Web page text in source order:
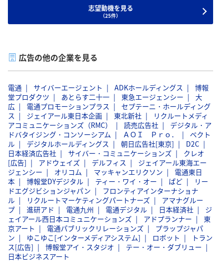
志望動機を見る
（25件）
広告の他の企業を見る
電通 サイバーエージェント ADKホールディングス
博報
堂プロダクツ
あとらす二十一 東急エージェンシー
大
広
電通プロモーションプラス
セプテーニ・ホールディング
ス
ジェイアール東日本企画 東北新社
リクルートメディ
アコミュニケーションズ（RMC）
読売広告社
デジタル・ア
ドバタイジング・コンソーシアム
ＡＯＩ Ｐｒｏ．
ベクト
ル
デジタルホールディングス 朝日広告社[東京]
D2C
日本経済広告社
サイバー・コミュニケーションズ
クレオ
[広告]
アドウェイズ デルフィス
ジェイアール東海エー
ジェンシー
オリコム マッキャンエリクソン
電通東日
本
博報堂DYデジタル ティー・ワイ・オー ぱど
リー
ドエグジビションジャパン
フロンティアインターナショナ
ル
リクルートマーケティングパートナーズ
アマナグルー
プ
進研アド 電通九州 電通デジタル 日本経済社
ジ
ェイアール西日本コミュニケーションズ
アドプランナー
東
京アート
電通パブリックリレーションズ
プラップジャパ
ン
ゆこゆこ[インターメディアシステム] ロボット
トラン
ス[広告]
博報堂アイ・スタジオ
テー・オー・ダブリュー
日本ビジネスアート